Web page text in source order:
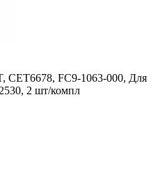
CET6678, FC9-1063-000, Для
2 шт/компл